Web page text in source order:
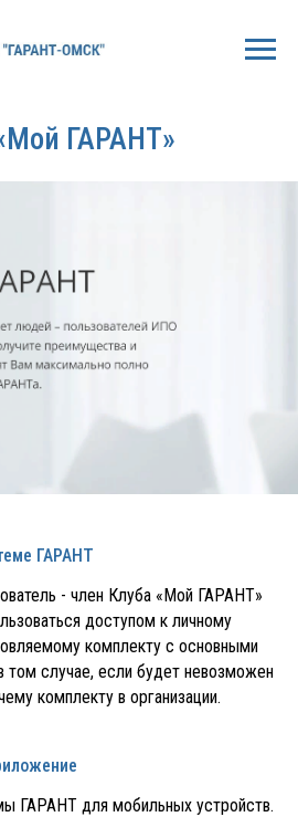
ГАРАНТ»
ГАРАНТ
- член Клуба «Мой ГАРАНТ»
доступом к личному
комплекту с основными
том случае, если будет невозможен
комплекту в организации.
ГАРАНТ для мобильных устройств.